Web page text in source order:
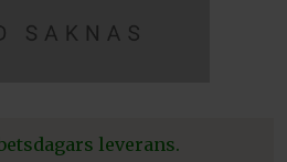
leverans.